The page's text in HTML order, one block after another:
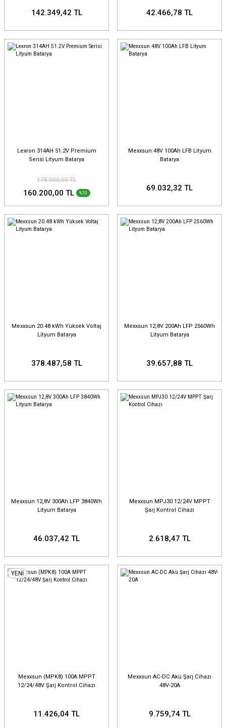
142.349,42 TL 42.466,78 TL
Lexron 314AH 51.2V Premium
Serisi Lityum Batarya
178.000,00 TL
160.200,00 TL %10
Mexxsun 48V 100Ah LFB Lityum
Batarya
69.032,32 TL
Mexxsun 20.48 kWh Yüksek Voltaj
Lityum Batarya
378.487,58 TL
Mexxsun 12,8V 200Ah LFP 2560Wh
Lityum Batarya
39.657,88 TL
Mexxsun 12,8V 300Ah LFP 3840Wh
Lityum Batarya
46.037,42 TL
Mexxsun MPJ30 12/24V MPPT
Şarj Kontrol Cihazı
2.618,47 TL
YENİ
Mexxsun (MPK8) 100A MPPT
12/24/48V Şarj Kontrol Cihazı
11.426,04 TL
Mexxsun AC-DC Akü Şarj Cihazı
48V-20A
9.759,74 TL